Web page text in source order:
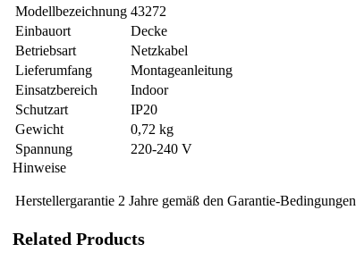
Modellbezeichnung 43272
Einbauort
Decke
Betriebsart
Netzkabel
Lieferumfang
Montageanleitung
Einsatzbereich
Indoor
Schutzart
IP20
Gewicht
0,72 kg
Spannung
220-240 V
Hinweise
Herstellergarantie 2 Jahre gemäß den Garantie-Bedingungen
Related Products